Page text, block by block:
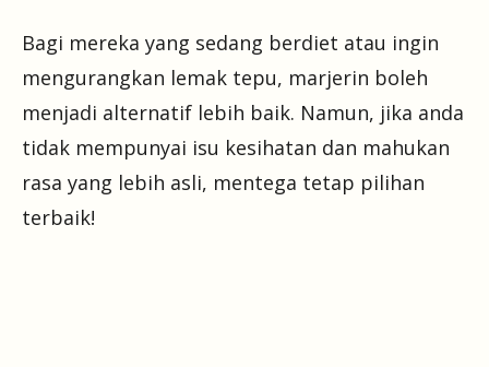
Bagi mereka yang sedang berdiet atau ingin
mengurangkan lemak tepu, marjerin boleh
menjadi alternatif lebih baik. Namun, jika anda
tidak mempunyai isu kesihatan dan mahukan
rasa yang lebih asli, mentega tetap pilihan
terbaik!